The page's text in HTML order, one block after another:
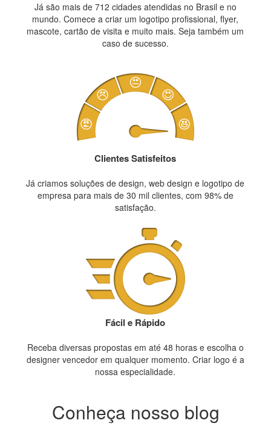
Já são mais de 712 cidades atendidas no Brasil e no
mundo. Comece a criar um logotipo profissional, flyer,
mascote, cartão de visita e muito mais. Seja também um
caso de sucesso.
Clientes Satisfeitos
Já criamos soluções de design, web design e logotipo de
empresa para mais de 30 mil clientes, com 98% de
satisfação.
Fácil e Rápido
Receba diversas propostas em até 48 horas e escolha o
designer vencedor em qualquer momento. Criar logo é a
nossa especialidade.
Conheça nosso blog